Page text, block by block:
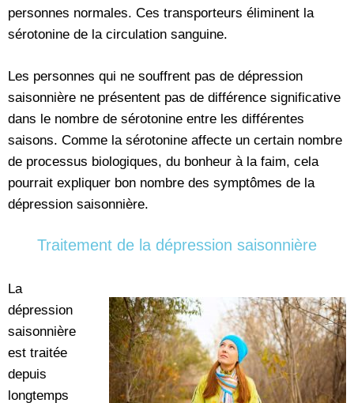
personnes normales. Ces transporteurs éliminent la
sérotonine de la circulation sanguine.
Les personnes qui ne souffrent pas de dépression
saisonnière ne présentent pas de différence significative
dans le nombre de sérotonine entre les différentes
saisons. Comme la sérotonine affecte un certain nombre
de processus biologiques, du bonheur à la faim, cela
pourrait expliquer bon nombre des symptômes de la
dépression saisonnière.
Traitement de la dépression saisonnière
La
dépression
saisonnière
est traitée
depuis
longtemps